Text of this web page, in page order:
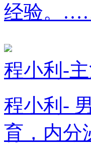
经验。
程小利-
程小利-
育，内分